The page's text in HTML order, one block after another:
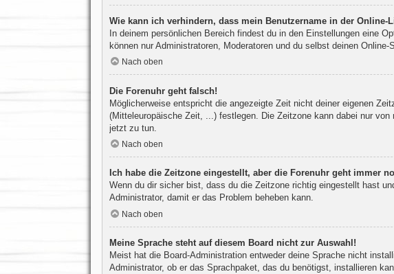
Wie kann ich verhindern, dass mein Benutzername in der Online-
In deinem persönlichen Bereich findest du in den Einstellungen eine
können nur Administratoren, Moderatoren und du selbst deinen
Nach oben
Die Forenuhr geht falsch!
Möglicherweise entspricht die angezeigte Zeit nicht deiner eigenen
(Mitteleuropäische Zeit, ...) festlegen. Die Zeitzone kann dabei nur
jetzt zu tun.
Nach oben
Ich habe die Zeitzone eingestellt, aber die Forenuhr geht immer
Wenn du dir sicher bist, dass du die Zeitzone richtig eingestellt hast
Administrator, damit er das Problem beheben kann.
Nach oben
Meine Sprache steht auf diesem Board nicht zur Auswahl!
Meist hat die Board-Administration entweder deine Sprache nicht
Administrator, ob er das Sprachpaket, das du benötigst, installieren